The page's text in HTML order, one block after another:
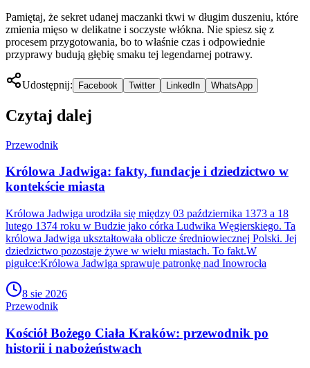
Pamiętaj, że sekret udanej maczanki tkwi w długim duszeniu, które
zmienia mięso w delikatne i soczyste włókna. Nie spiesz się z
procesem przygotowania, bo to właśnie czas i odpowiednie
przyprawy budują głębię smaku tej legendarnej potrawy.
Udostępnij: Facebook Twitter LinkedIn WhatsApp
Czytaj dalej
Przewodnik
Królowa Jadwiga: fakty, fundacje i dziedzictwo w
kontekście miasta
Królowa Jadwiga urodziła się między 03 października 1373 a 18
lutego 1374 roku w Budzie jako córka Ludwika Węgierskiego. Ta
królowa Jadwiga ukształtowała oblicze średniowiecznej Polski. Jej
dziedzictwo pozostaje żywe w wielu miastach. To fakt.W
pigułce:Królowa Jadwiga sprawuje patronkę nad Inowrocła
8 sie 2026
Przewodnik
Kościół Bożego Ciała Kraków: przewodnik po
historii i nabożeństwach